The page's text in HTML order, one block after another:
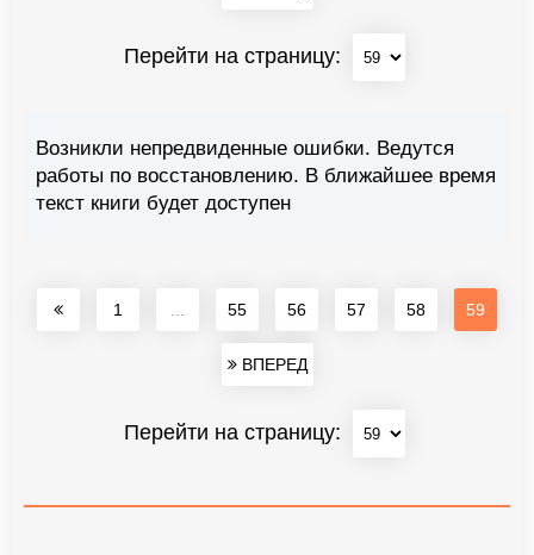
Перейти на страницу:
Возникли непредвиденные ошибки. Ведутся
работы по восстановлению. В ближайшее время
текст книги будет доступен
1 55 56 57 58 59
ВПЕРЕД
Перейти на страницу: